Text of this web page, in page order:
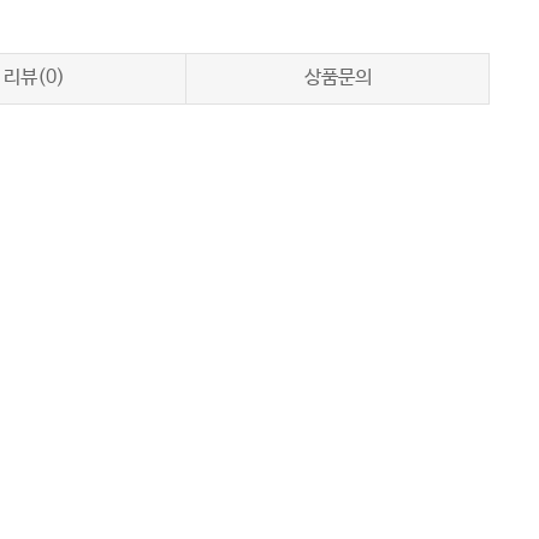
리뷰(0) 상품문의